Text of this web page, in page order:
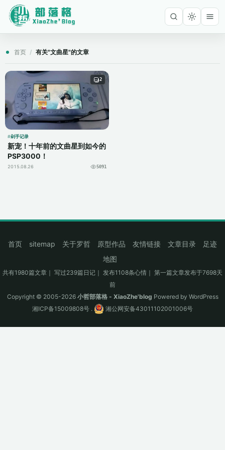
首页 / 有关"文曲星"的文章
2
剁手记录
新宠！十年前的文曲星到如今的
PSP3000！
2015.08.26 5091
首页 sitemap 关于罗哲 原型作品 友情链接 文章目录
足迹
地图
共有1980篇文章｜ 写过239篇日记｜ 发布1108条心情｜ 第一篇文章发布于7698天
前
Copyright © 2005-2026 小哲部落格 - XiaoZhe'blog Powered by WordPress
湘ICP备15009808号 . 湘公网安备43011102001006号